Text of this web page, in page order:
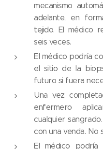
mecanismo
adelante, en
tejido. El médico
seis veces.
El médico podría
el sitio de la
futuro si fuera
Una vez
enfermero
cualquier
con una venda. No
El médico podría